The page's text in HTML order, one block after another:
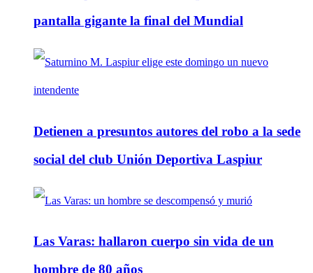
pantalla gigante la final del Mundial
Detienen a presuntos autores del robo a la sede
social del club Unión Deportiva Laspiur
Las Varas: hallaron cuerpo sin vida de un
hombre de 80 años